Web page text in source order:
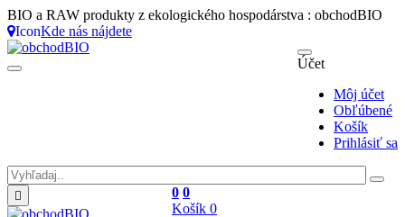
BIO a RAW produkty z ekologického hospodárstva : obchodBIO
IconKde nás nájdete
Účet
Môj účet
Obľúbené
Košík
Prihlásiť sa
0 0
Košík 0
